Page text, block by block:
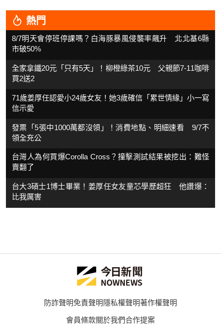
熱門
8/7明天會停班停課嗎？白海豚暴風侵襲率飆升 北北基6縣
市破50%
全家拿鐵20元「只有5天」！柳橙綠茶10元 父親節7-11咖啡
買2送2
71歲姜厚任認愛小24歲女友！她3歲確信「累世情緣」小一寫
信示愛
發票「5張中1000萬都沒領」！消費地點、明細速看 9/7不
領全充公
台灣人為何買爆Corolla Cross？撞擊測試結果被挖出：難怪
賣翻了
台大3碩士1博士畢業！姜厚任女友童芯學歷超狂 他讚爆：
比我厲害
防詐聲明免責聲明隱私權聲明著作權聲明
會員條款關於我們合作提案